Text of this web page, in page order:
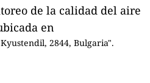
de la calidad del aire
en
2844, Bulgaria".